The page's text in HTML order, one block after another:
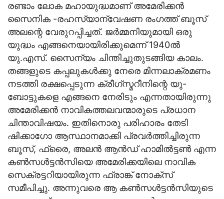
രണ്ടാം ലോക മഹായുദ്ധമാണ് അമേരിക്കന്‍
സൈനിക -രഹസ്യാന്വേഷണ രംഗത്ത് ബൂസ്
അലന്റെ വേരുറപ്പിച്ചത്. ജര്‍മ്മനിയുമായി ഒരു
യുദ്ധം എങ്ങനെയായിരിക്കുമെന്ന് 1940ല്‍
യു.എസ്. സൈന്യം ചിന്തിച്ചുതുടങ്ങിയ കാലം.
തങ്ങളുടെ കപ്പലുകള്‍ക്കു നേരെ മിന്നലാക്രമണം
നടത്തി രക്ഷപ്പെടുന്ന ക്രീഗ്‌സ്മറീനിന്റെ യു-
ബോട്ടുകളെ എങ്ങനെ നേരിടും എന്നതായിരുന്നു
അമേരിക്കന്‍ നാവികത്തലവന്മാരുടെ പ്രധാന
ചിന്താവിഷയം. ഇതിനൊരു പരിഹാരം തേടി
ഷിക്കാഗോ ആസ്ഥാനമാക്കി പ്രവര്‍ത്തിച്ചിരുന്ന
ബൂസ്, ഫ്രൈ, അലന്‍ ആന്‍ഡ് ഹാമില്‍ട്ടണ്‍ എന്ന
കണ്‍സള്‍ട്ടന്‍സിയെ അമേരിക്കയിലെ നാവിക
സെക്രട്ടറിയായിരുന്ന ഫ്രാങ്ക് നോക്‌സ്
സമീപിച്ചു. അന്നുവരെ ആ കണ്‍സള്‍ട്ടന്‍സിയുടെ